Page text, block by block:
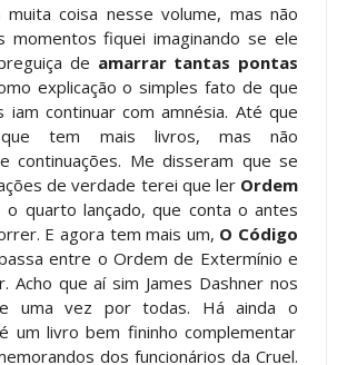
coisa nesse volume, mas não
momentos fiquei imaginando se ele
de amarrar tantas pontas
explicação o simples fato de que
iam continuar com amnésia. Até que
tem mais livros, mas não
continuações. Me disseram que se
de verdade terei que ler Ordem
o quarto lançado, que conta o antes
E agora tem mais um, O Código
entre o Ordem de Extermínio e
Acho que aí sim James Dashner nos
uma vez por todas. Há ainda o
um livro bem fininho complementar
dos funcionários da Cruel.